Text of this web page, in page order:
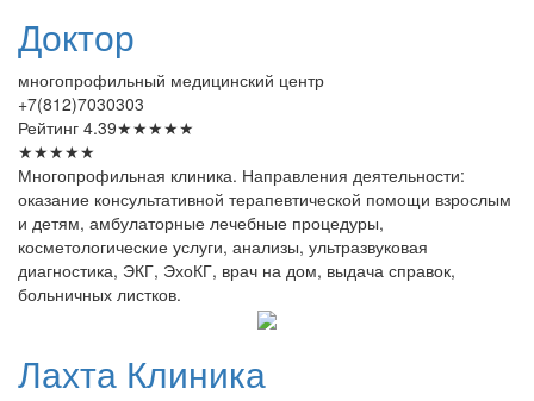
Доктор
многопрофильный медицинский центр
+7(812)7030303
Рейтинг 4.39★★★★★
★★★★★
Многопрофильная клиника. Направления деятельности:
оказание консультативной терапевтической помощи взрослым
и детям, амбулаторные лечебные процедуры,
косметологические услуги, анализы, ультразвуковая
диагностика, ЭКГ, ЭхоКГ, врач на дом, выдача справок,
больничных листков.
Лахта Клиника